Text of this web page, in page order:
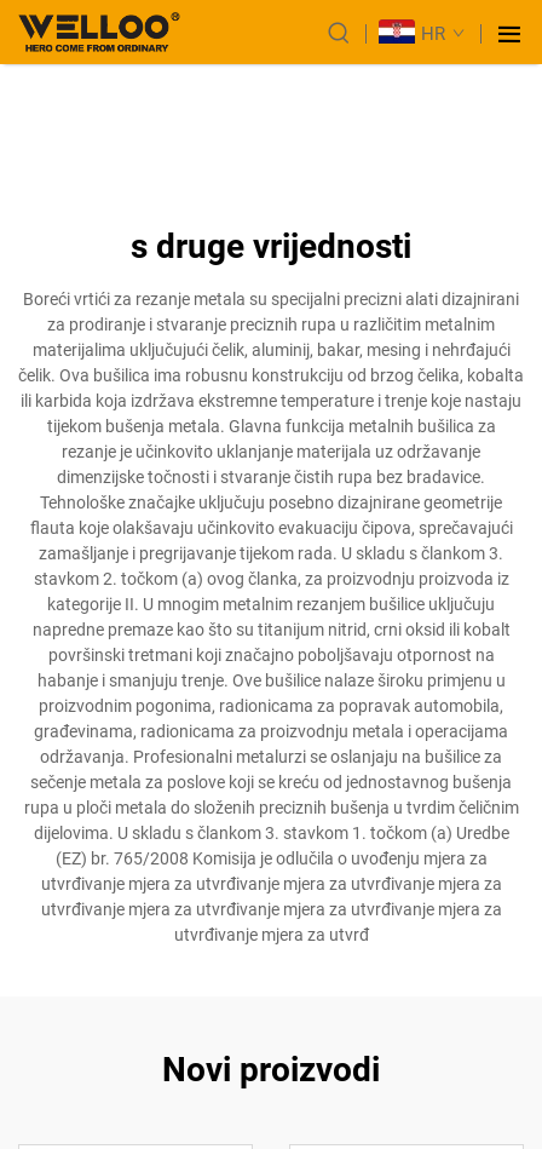
HR
s druge vrijednosti
Boreći vrtići za rezanje metala su specijalni precizni alati dizajnirani
za prodiranje i stvaranje preciznih rupa u različitim metalnim
materijalima uključujući čelik, aluminij, bakar, mesing i nehrđajući
čelik. Ova bušilica ima robusnu konstrukciju od brzog čelika, kobalta
ili karbida koja izdržava ekstremne temperature i trenje koje nastaju
tijekom bušenja metala. Glavna funkcija metalnih bušilica za
rezanje je učinkovito uklanjanje materijala uz održavanje
dimenzijske točnosti i stvaranje čistih rupa bez bradavice.
Tehnološke značajke uključuju posebno dizajnirane geometrije
flauta koje olakšavaju učinkovito evakuaciju čipova, sprečavajući
zamašljanje i pregrijavanje tijekom rada. U skladu s člankom 3.
stavkom 2. točkom (a) ovog članka, za proizvodnju proizvoda iz
kategorije II. U mnogim metalnim rezanjem bušilice uključuju
napredne premaze kao što su titanijum nitrid, crni oksid ili kobalt
površinski tretmani koji značajno poboljšavaju otpornost na
habanje i smanjuju trenje. Ove bušilice nalaze široku primjenu u
proizvodnim pogonima, radionicama za popravak automobila,
građevinama, radionicama za proizvodnju metala i operacijama
održavanja. Profesionalni metalurzi se oslanjaju na bušilice za
sečenje metala za poslove koji se kreću od jednostavnog bušenja
rupa u ploči metala do složenih preciznih bušenja u tvrdim čeličnim
dijelovima. U skladu s člankom 3. stavkom 1. točkom (a) Uredbe
(EZ) br. 765/2008 Komisija je odlučila o uvođenju mjera za
utvrđivanje mjera za utvrđivanje mjera za utvrđivanje mjera za
utvrđivanje mjera za utvrđivanje mjera za utvrđivanje mjera za
utvrđivanje mjera za utvrđ
Novi proizvodi